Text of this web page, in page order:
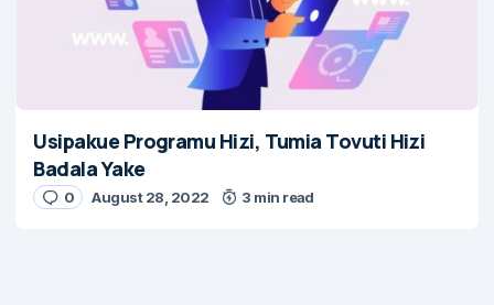
Usipakue Programu Hizi, Tumia Tovuti Hizi
Badala Yake
0 August 28, 2022 3 min read